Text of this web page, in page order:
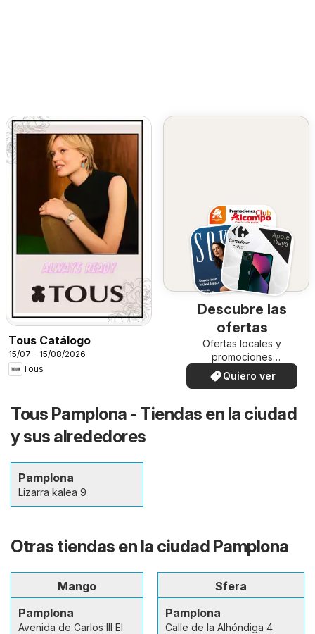
Tous Catálogo
15/07 - 15/08/2026
Tous
Descubre las
ofertas
Ofertas locales y
promociones
especiales.
Quiero ver
Tous Pamplona - Tiendas en la ciudad
y sus alrededores
Pamplona
Lizarra kalea 9
Otras tiendas en la ciudad Pamplona
Mango
Pamplona
Avenida de Carlos III El
Sfera
Pamplona
Calle de la Alhóndiga 4